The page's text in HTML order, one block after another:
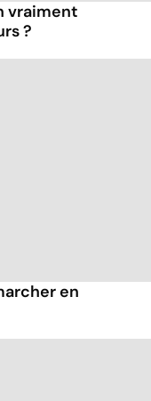
vraiment
?
en